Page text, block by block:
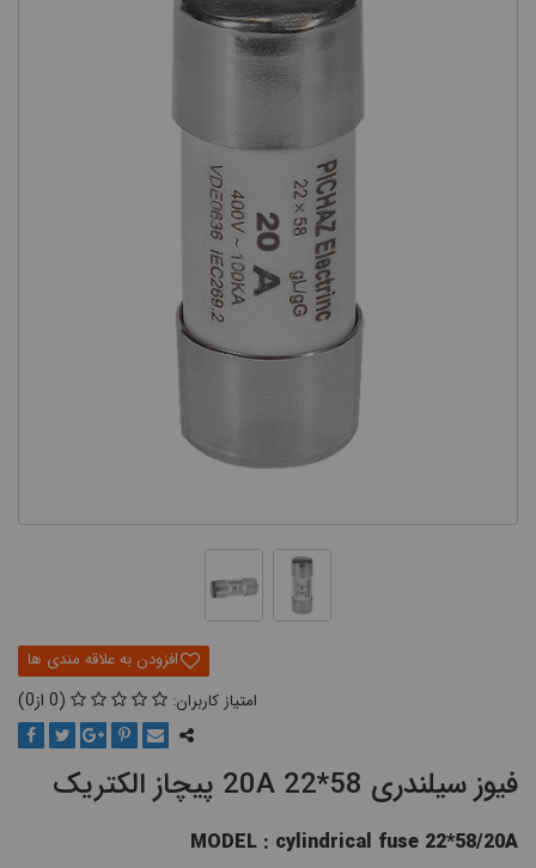
0
0
فیوز سیلندری 58*22 20A پیچاز الکتریک
MODEL : cylindrical fuse 22*58/20A